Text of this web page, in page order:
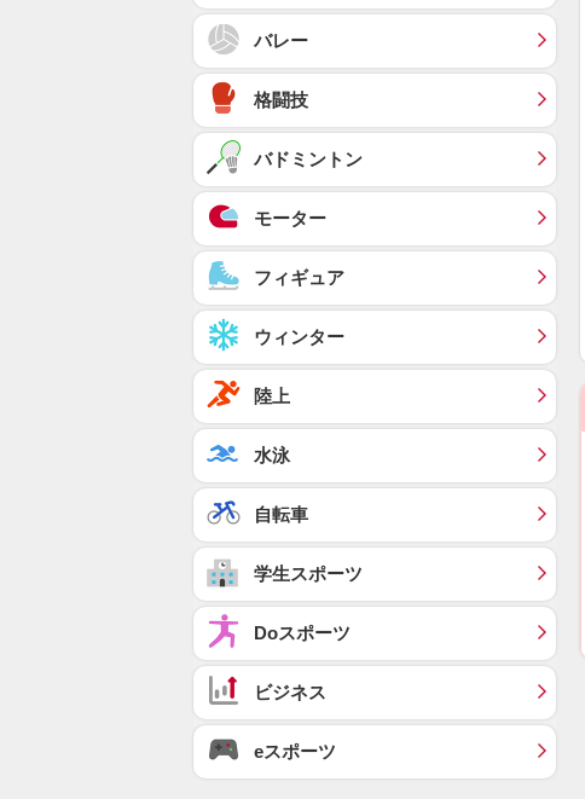
バレー
格闘技
バドミントン
モーター
フィギュア
ウィンター
陸上
水泳
自転車
学生スポーツ
Doスポーツ
ビジネス
eスポーツ